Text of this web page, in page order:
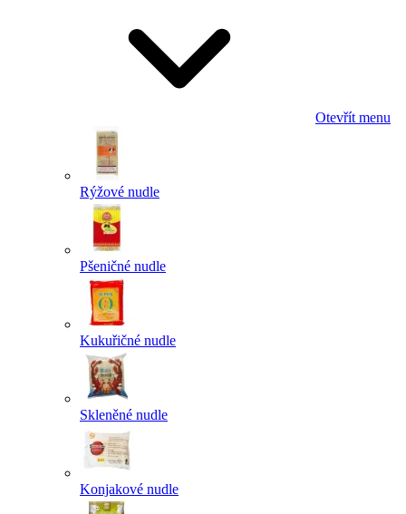
Otevřít menu
Rýžové nudle
Pšeničné nudle
Kukuřičné nudle
Skleněné nudle
Konjakové nudle